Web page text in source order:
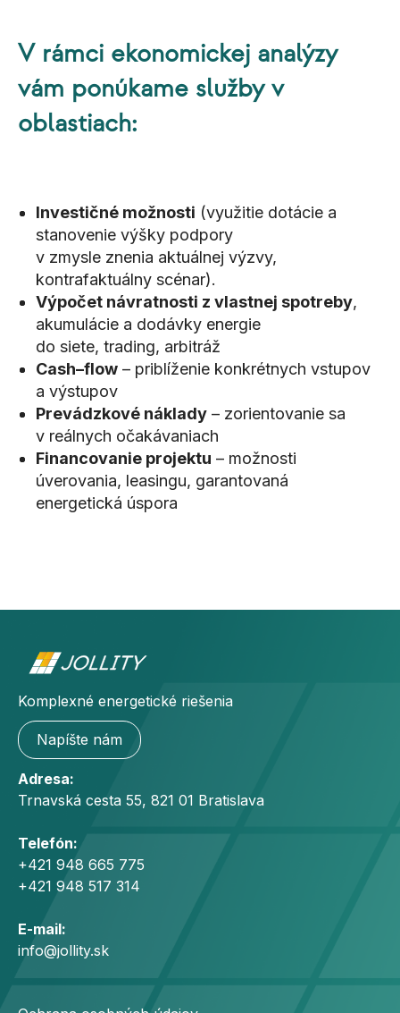
V rámci ekonomickej analýzy
vám ponúkame služby v
oblastiach:
Investičné možnosti (využitie dotácie a
stanovenie výšky podpory
v zmysle znenia aktuálnej výzvy,
kontrafaktuálny scénar).
Výpočet návratnosti z vlastnej spotreby,
akumulácie a dodávky energie
do siete, trading, arbitráž
Cash–flow – priblíženie konkrétnych vstupov
a výstupov
Prevádzkové náklady – zorientovanie sa
v reálnych očakávaniach
Financovanie projektu – možnosti
úverovania, leasingu, garantovaná
energetická úspora
Komplexné energetické riešenia
Napíšte nám
Adresa:
Trnavská cesta 55, 821 01 Bratislava
Telefón:
+421 948 665 775
+421 948 517 314
E-mail:
info@jollity.sk